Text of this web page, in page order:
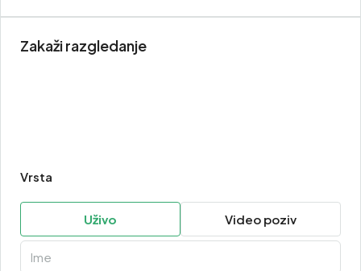
Zakaži razgledanje
Vrsta
Uživo Video poziv